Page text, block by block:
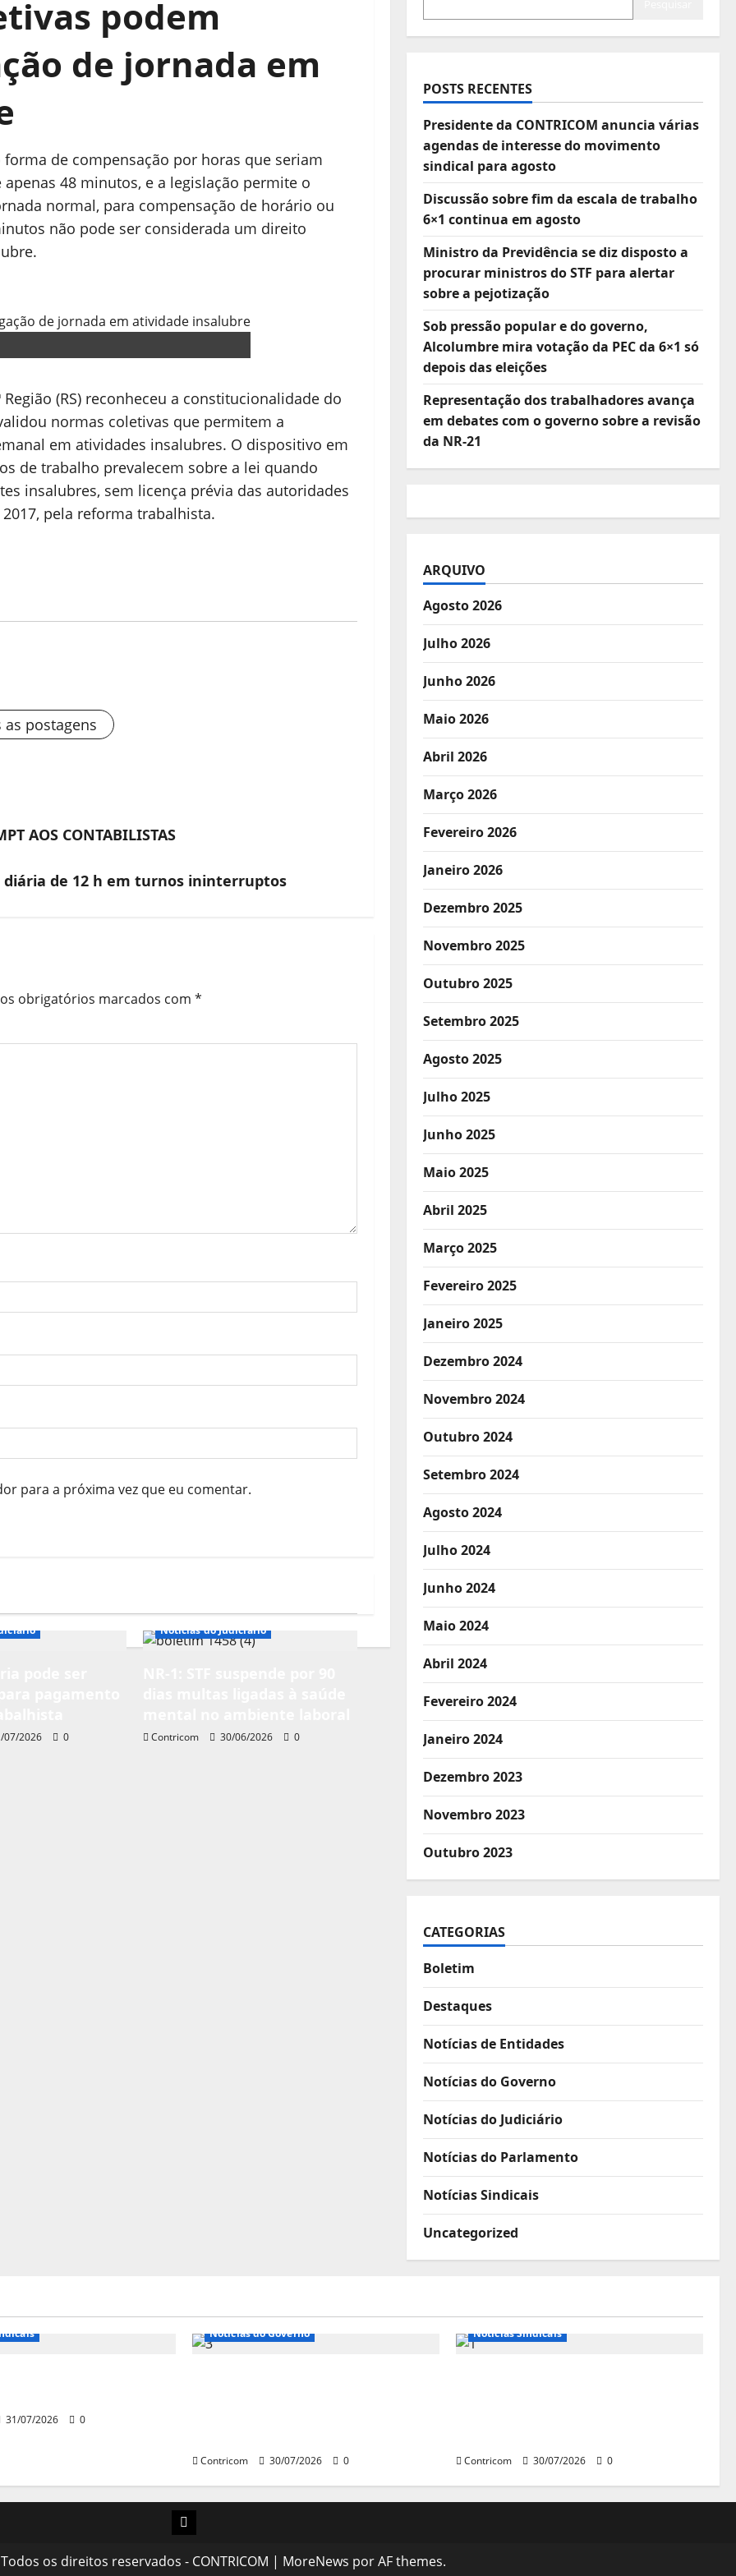
podem
de jornada em
de compensação por horas que seriam
48 minutos, e a legislação permite o
normal, para compensação de horário ou
não pode ser considerada um direito
(RS) reconheceu a constitucionalidade do
normas coletivas que permitem a
em atividades insalubres. O dispositivo em
de trabalho prevalecem sobre a lei quando
insalubres, sem licença prévia das autoridades
pela reforma trabalhista.
as postagens
AOS CONTABILISTAS
diária de 12 h em turnos ininterruptos
obrigatórios marcados com *
para a próxima vez que eu comentar.
07/2026 0
Notícias do Judiciário
Contricom 30/06/2026 0
POSTS RECENTES
Presidente da CONTRICOM anuncia várias
agendas de interesse do movimento
sindical para agosto
Discussão sobre fim da escala de trabalho
6×1 continua em agosto
Ministro da Previdência se diz disposto a
procurar ministros do STF para alertar
sobre a pejotização
Sob pressão popular e do governo,
Alcolumbre mira votação da PEC da 6×1 só
depois das eleições
Representação dos trabalhadores avança
em debates com o governo sobre a revisão
da NR-21
ARQUIVO
Agosto 2026
Julho 2026
Junho 2026
Maio 2026
Abril 2026
Março 2026
Fevereiro 2026
Janeiro 2026
Dezembro 2025
Novembro 2025
Outubro 2025
Setembro 2025
Agosto 2025
Julho 2025
Junho 2025
Maio 2025
Abril 2025
Março 2025
Fevereiro 2025
Janeiro 2025
Dezembro 2024
Novembro 2024
Outubro 2024
Setembro 2024
Agosto 2024
Julho 2024
Junho 2024
Maio 2024
Abril 2024
Fevereiro 2024
Janeiro 2024
Dezembro 2023
Novembro 2023
Outubro 2023
CATEGORIAS
Boletim
Destaques
Notícias de Entidades
Notícias do Governo
Notícias do Judiciário
Notícias do Parlamento
Notícias Sindicais
Uncategorized
31/07/2026 0
Notícias do Governo
Contricom 30/07/2026 0
Notícias Sindicais
Contricom 30/07/2026 0
Instagram
os direitos reservados - CONTRICOM | MoreNews por AF themes.